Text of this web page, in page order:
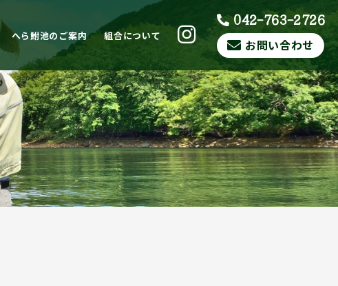
へら鮒池のご案内 組合について
042-763-2726
お問い合わせ